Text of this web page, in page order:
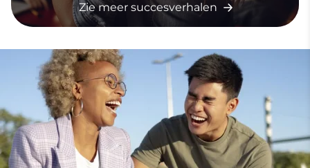
Zie meer succesverhalen